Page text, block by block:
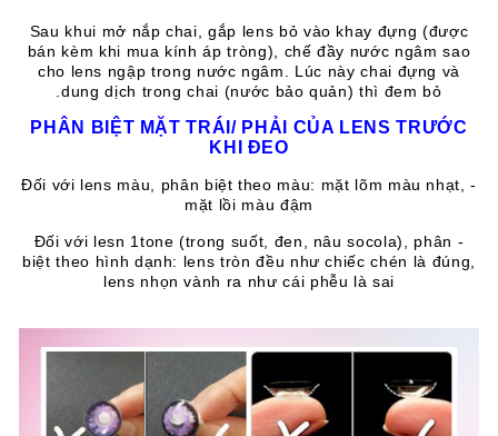
Sau khui mở nắp chai, gắp lens bỏ vào khay đựng (được
bán kèm khi mua kính áp tròng), chế đầy nước ngâm sao
cho lens ngập trong nước ngâm. Lúc này chai đựng và
dung dịch trong chai (nước bảo quản) thì đem bỏ.
PHÂN BIỆT MẶT TRÁI/ PHẢI CỦA LENS TRƯỚC
KHI ĐEO
- Đối với lens màu, phân biệt theo màu: mặt lõm màu nhạt,
mặt lồi màu đậm
- Đối với lesn 1tone (trong suốt, đen, nâu socola), phân
biệt theo hình dạnh: lens tròn đều như chiếc chén là đúng,
lens nhọn vành ra như cái phễu là sai